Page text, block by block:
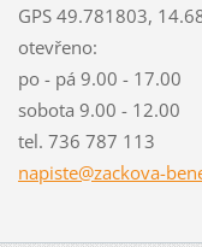
GPS 49.781803,
otevřeno:
po - pá 9.00 - 17.00
sobota 9.00 - 12.00
tel. 736 787 113
napiste@zackova-